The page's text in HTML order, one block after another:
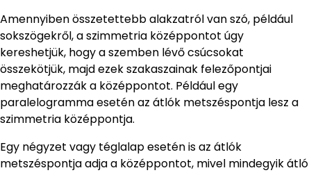
Amennyiben összetettebb alakzatról van szó, például
sokszögekről, a szimmetria középpontot úgy
kereshetjük, hogy a szemben lévő csúcsokat
összekötjük, majd ezek szakaszainak felezőpontjai
meghatározzák a középpontot. Például egy
paralelogramma esetén az átlók metszéspontja lesz a
szimmetria középpontja.
Egy négyzet vagy téglalap esetén is az átlók
metszéspontja adja a középpontot, mivel mindegyik átló